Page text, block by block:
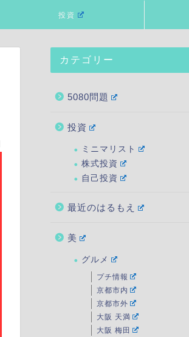
投資
カテゴリー
5080問題
投資
ミニマリスト
株式投資
自己投資
最近のはるもえ
美
グルメ
プチ情報
京都市内
京都市外
大阪 天満
大阪 梅田